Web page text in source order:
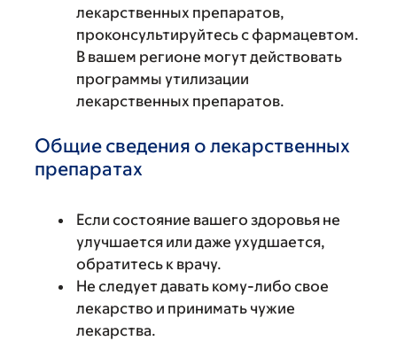
лекарственных препаратов,
проконсультируйтесь с фармацевтом.
В вашем регионе могут действовать
программы утилизации
лекарственных препаратов.
Общие сведения о лекарственных
препаратах
Если состояние вашего здоровья не
улучшается или даже ухудшается,
обратитесь к врачу.
Не следует давать кому-либо свое
лекарство и принимать чужие
лекарства.